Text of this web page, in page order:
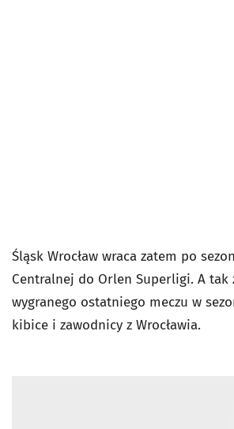
Śląsk Wrocław wraca zatem po
Centralnej do Orlen Superligi. A tak
wygranego ostatniego meczu w
kibice i zawodnicy z Wrocławia.